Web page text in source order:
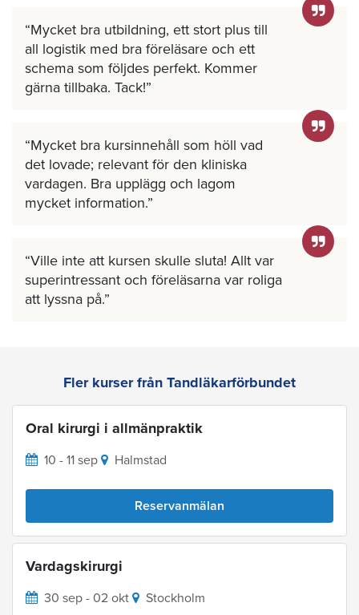
Mycket bra utbildning, ett stort plus till
all logistik med bra föreläsare och ett
schema som följdes perfekt. Kommer
gärna tillbaka. Tack!
Mycket bra kursinnehåll som höll vad
det lovade; relevant för den kliniska
vardagen. Bra upplägg och lagom
mycket information.
Ville inte att kursen skulle sluta! Allt var
superintressant och föreläsarna var roliga
att lyssna på.
Fler kurser från Tandläkarförbundet
Oral kirurgi i allmänpraktik
10 - 11 sep Halmstad
Reservanmälan
Vardagskirurgi
30 sep - 02 okt Stockholm